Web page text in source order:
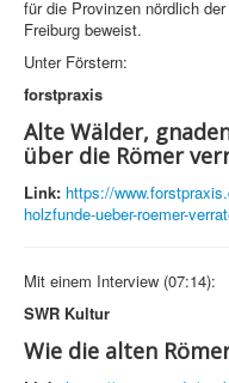
für die Provinzen nördlich
Freiburg beweist.
Unter Förstern:
forstpraxis
Alte Wälder,
über die Römer
Link: https://
holzfunde-ueber-roemer-
Mit einem Interview (07:14):
SWR Kultur
Wie die alten